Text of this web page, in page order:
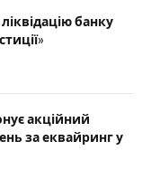
банку
акційний
за еквайринг у